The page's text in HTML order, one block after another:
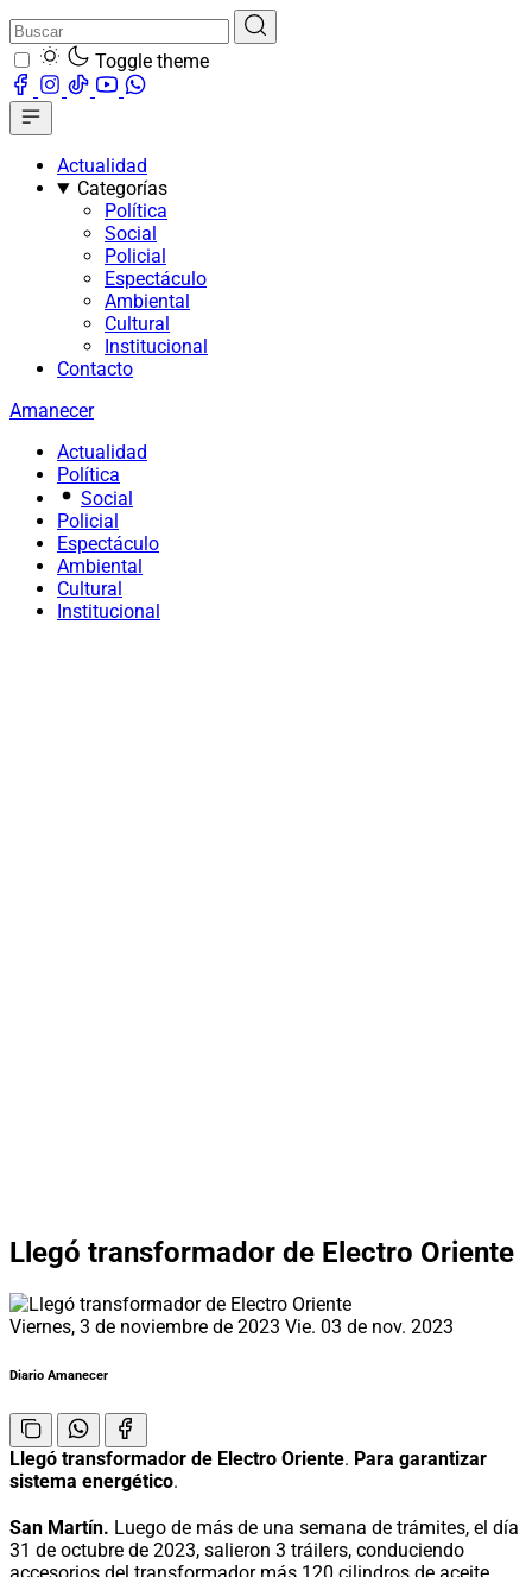
Toggle theme
Actualidad
Categorías
Política
Social
Policial
Espectáculo
Ambiental
Cultural
Institucional
Contacto
Amanecer
Actualidad
Política
Social
Policial
Espectáculo
Ambiental
Cultural
Institucional
Llegó transformador de Electro Oriente
Viernes, 3 de noviembre de 2023 Vie. 03 de nov. 2023
Diario Amanecer
Llegó transformador de Electro Oriente. Para garantizar
sistema energético.
San Martín. Luego de más de una semana de trámites, el día
31 de octubre de 2023, salieron 3 tráilers, conduciendo